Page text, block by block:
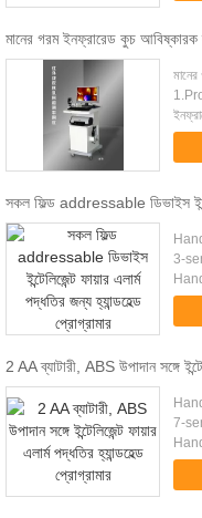
মানের গরম ইনফ্রারেড কুচ
সকল ফিল্ড addressable ডিভাইস
3-
2 AA ব্যাটারী, ABS উপাদান সঙ্গে
7-